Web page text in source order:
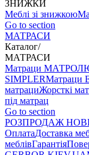
ЗНИЖКИ
Меблі зі знижкою
Go to section
МАТРАСИ
Каталог/
МАТРАСИ
Матраци
SIMPLERМатраци
матрациЖорсткі
під матрац
Go to section
РОЗПРОДАЖ
ОплатаДоставка
меблівГарантія